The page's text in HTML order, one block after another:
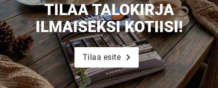
TILAA TALOKIRJA
ILMAISEKSI KOTIISI!
Tilaa esite
UUSI